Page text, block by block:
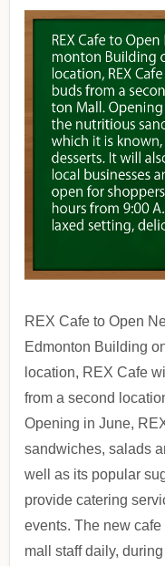
REX Cafe to Open
Edmonton Building
location, REX Cafe
from a second
Opening in June,
sandwiches, salads
well as its popular
provide catering
events. The new
mall staff daily,